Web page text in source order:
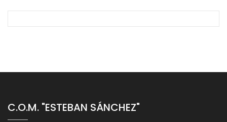
C.O.M. "ESTEBAN SÁNCHEZ"